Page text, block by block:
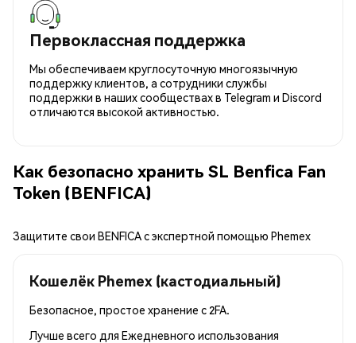
Первоклассная поддержка
Мы обеспечиваем круглосуточную многоязычную
поддержку клиентов, а сотрудники службы
поддержки в наших сообществах в Telegram и Discord
отличаются высокой активностью.
Как безопасно хранить SL Benfica Fan
Token (BENFICA)
Защитите свои BENFICA с экспертной помощью Phemex
Кошелёк Phemex (кастодиальный)
Безопасное, простое хранение с 2FA.
Лучше всего для Ежедневного использования